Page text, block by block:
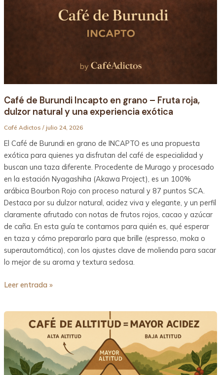
Café de Burundi Incapto en grano – Fruta roja,
dulzor natural y una experiencia exótica
Café Adictos / julio 24, 2026
El Café de Burundi en grano de INCAPTO es una propuesta
exótica para quienes ya disfrutan del café de especialidad y
buscan una taza diferente. Procedente de Murago y procesado
en la estación Nyagashiha (Akawa Project), es un 100%
arábica Bourbon Rojo con proceso natural y 87 puntos SCA.
Destaca por su dulzor natural, acidez viva y elegante, y un perfil
claramente afrutado con notas de frutos rojos, cacao y azúcar
de caña. En esta guía te contamos para quién es, qué esperar
en taza y cómo prepararlo para que brille (espresso, moka o
superautomática), con los ajustes clave de molienda para sacar
lo mejor de su aroma y textura sedosa.
Leer entrada »
Altitud
del
café,
cómo
afecta